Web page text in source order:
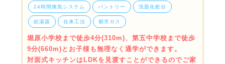
24時間換気システム パントリー 洗面化粧台
給湯器 在来工法 都市ガス
堀原小学校まで徒歩4分(310m)、第五中学校まで徒歩
9分(660m)とお子様も無理なく通学ができます。
対面式キッチンはLDKを見渡すことができるのでご家